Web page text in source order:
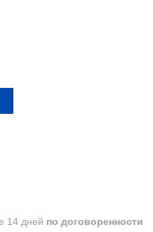
14 дней по договоренности